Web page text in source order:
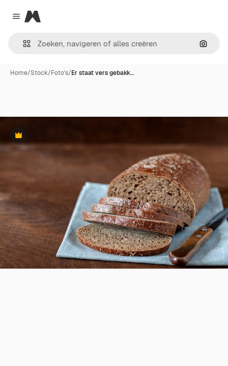
Close menu
Magnific
Home/Stock/Foto's/Er staat vers gebakk…
Premium